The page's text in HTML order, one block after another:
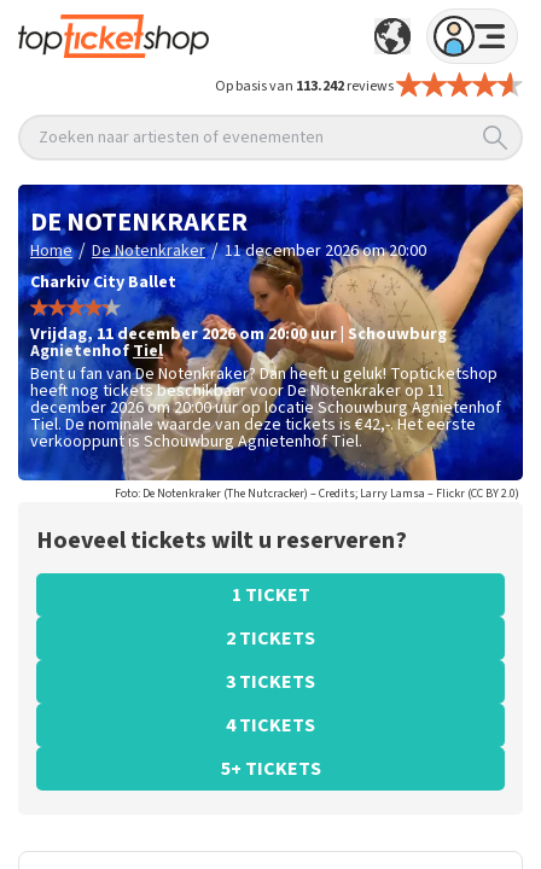
Op basis van 113.242reviews
Zoeken naar artiesten of evenementen
DE NOTENKRAKER
Home / De Notenkraker / 11 december 2026 om 20:00
Charkiv City Ballet
vrijdag,11 december 2026 om 20:00uur Schouwburg
AgnietenhofTiel
Bent u fan van De Notenkraker? Dan heeft u geluk! Topticketshop
heeft nog tickets beschikbaar voor De Notenkraker op 11
december 2026 om 20:00 uur op locatie Schouwburg Agnietenhof
Tiel. De nominale waarde van deze tickets is€42,-. Het eerste
verkooppunt is Schouwburg Agnietenhof Tiel.
Foto: De Notenkraker (The Nutcracker) – Credits; Larry Lamsa – Flickr (CC BY 2.0)
Hoeveel tickets wilt u reserveren?
1 TICKET
2 TICKETS
3 TICKETS
4 TICKETS
5+ TICKETS